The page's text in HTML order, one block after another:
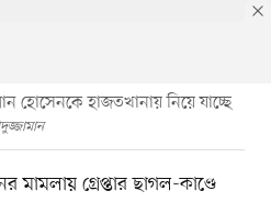
হোসেনকে হাজতখানায় নিয়ে যাচ্ছে
মামলায় গ্রেপ্তার ছাগল-কাণ্ডে